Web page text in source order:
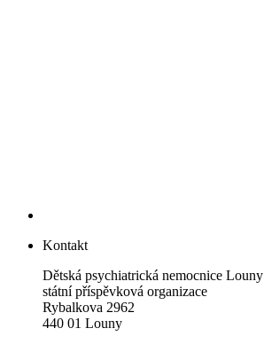
Kontakt
Dětská psychiatrická nemocnice Louny
státní příspěvková organizace
Rybalkova 2962
440 01 Louny